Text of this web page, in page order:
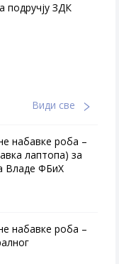
подручју ЗДК
Види све
набавке роба –
лаптопа) за
Владе ФБиХ
набавке роба –